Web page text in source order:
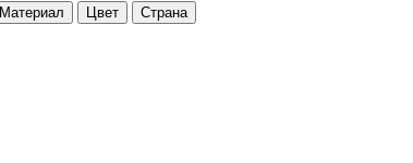
Материал Цвет Страна